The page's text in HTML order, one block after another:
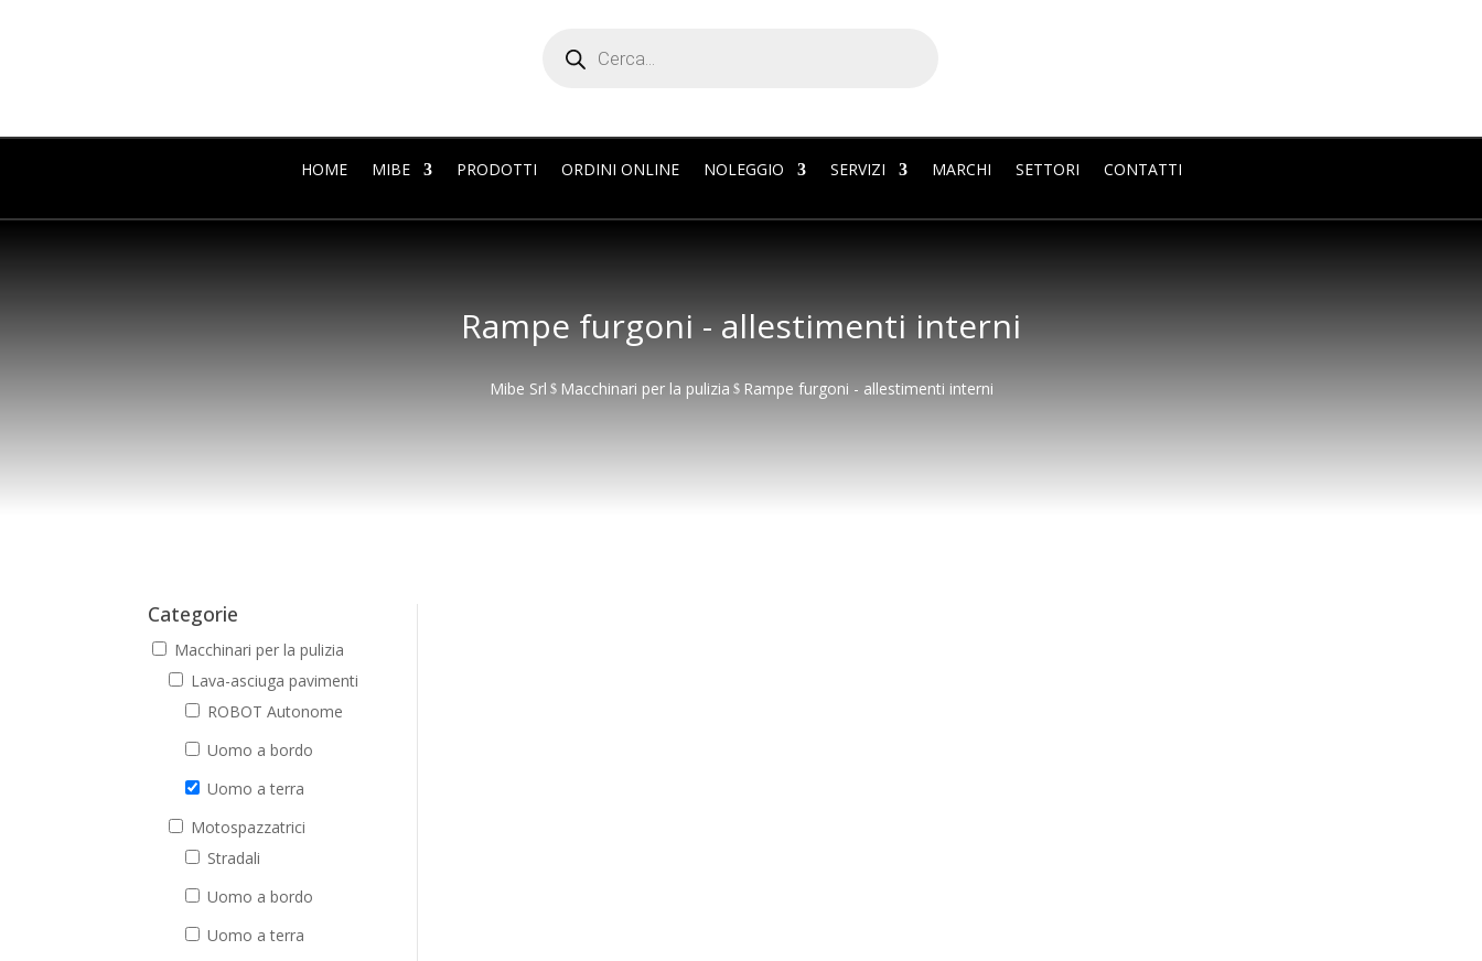
search
HOME MIBE PRODOTTI ORDINI ONLINE NOLEGGIO SERVIZI MARCHI SETTORI CONTATTI
Rampe furgoni - allestimenti interni
Mibe Srl $ Macchinari per la pulizia $ Rampe furgoni - allestimenti interni
Categorie
Macchinari per la pulizia
Lava-asciuga pavimenti
ROBOT Autonome
Uomo a bordo
Uomo a terra
Motospazzatrici
Stradali
Uomo a bordo
Uomo a terra